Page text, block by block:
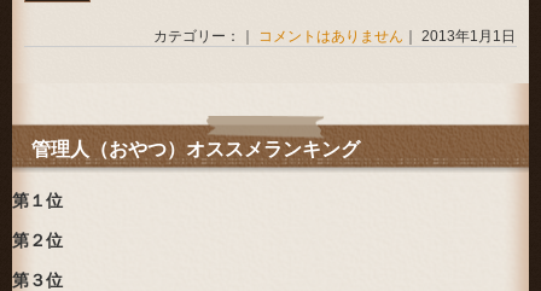
カテゴリー：｜ コメントはありません ｜ 2013年1月1日
管理人（おやつ）オススメランキング
第１位
第２位
第３位